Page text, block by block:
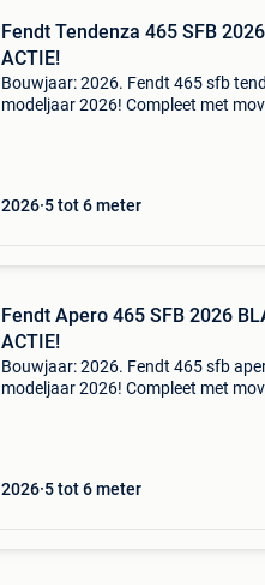
Fendt Tendenza 465 SFB
ACTIE!
Bouwjaar: 2026. Fendt 465 sfb
modeljaar 2026! Compleet met
2026 5 tot 6 meter
Fendt Apero 465 SFB 2026
ACTIE!
Bouwjaar: 2026. Fendt 465 sfb
modeljaar 2026! Compleet met
2026 5 tot 6 meter